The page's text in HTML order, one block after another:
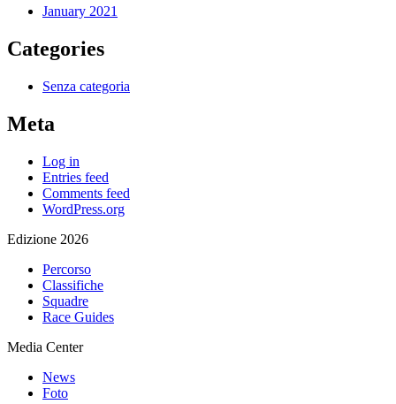
January 2021
Categories
Senza categoria
Meta
Log in
Entries feed
Comments feed
WordPress.org
Edizione 2026
Percorso
Classifiche
Squadre
Race Guides
Media Center
News
Foto